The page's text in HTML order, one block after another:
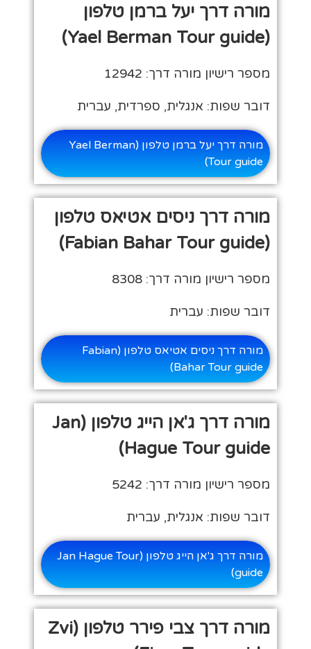
מורה דרך יעל ברמן טלפון
(Yael Berman Tour guide)
מספר רישיון מורה דרך: 12942
דובר שפות: אנגלית, ספרדית, עברית
מורה דרך יעל ברמן טלפון (Yael Berman
Tour guide)
מורה דרך ניסים אטיאס טלפון
(Fabian Bahar Tour guide)
מספר רישיון מורה דרך: 8308
דובר שפות: עברית
מורה דרך ניסים אטיאס טלפון (Fabian
Bahar Tour guide)
מורה דרך ג'אן הייג טלפון (Jan
Hague Tour guide)
מספר רישיון מורה דרך: 5242
דובר שפות: אנגלית, עברית
מורה דרך ג'אן הייג טלפון (Jan Hague Tour
guide)
מורה דרך צבי פירר טלפון (Zvi